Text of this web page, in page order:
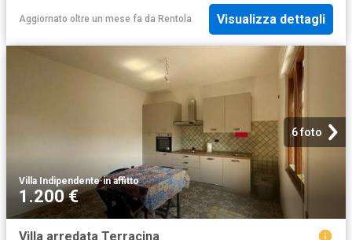
Aggiornato oltre un mese fa da Rentola Visualizza dettagli
6 foto
Villa Indipendente·in affitto
1.200 €
Villa arredata Terracina